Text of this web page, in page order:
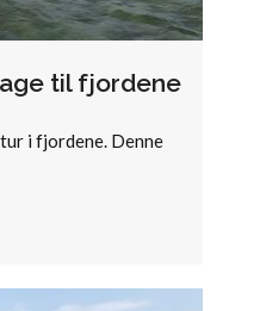
til fjordene
i fjordene. Denne